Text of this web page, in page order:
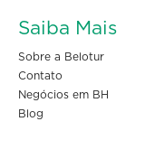
Saiba Mais
Sobre a Belotur
Contato
Negócios em BH
Blog